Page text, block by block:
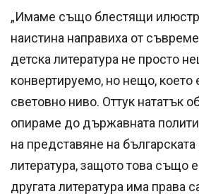
„Имаме също блестящи
наистина направиха от
детска литература не просто
конвертируемо, но нещо, което
световно ниво. Оттук нататък
опираме до държавната
на представяне на българската
литература, защото това също
другата литература има права